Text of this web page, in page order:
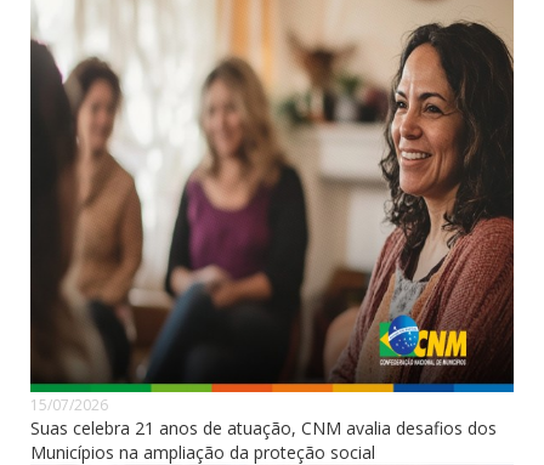
15/07/2026
Suas celebra 21 anos de atuação, CNM avalia desafios dos
Municípios na ampliação da proteção social